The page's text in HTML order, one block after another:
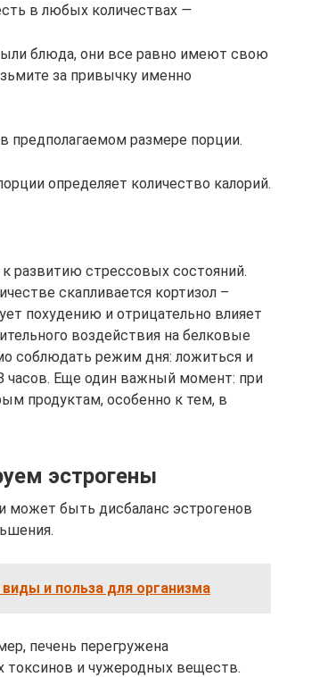
в любых количествах —
блюда, они все равно имеют свою
за привычку именно
предполагаемом размере порции.
определяет количество калорий.
развитию стрессовых состояний.
скапливается кортизол –
похудению и отрицательно влияет
воздействия на белковые
соблюдать режим дня: ложиться и
часов. Еще один важный момент: при
продуктам, особенно к тем, в
эстрогены
может быть дисбаланс эстрогенов
и польза для организма
печень перегружена
токсинов и чужеродных веществ.